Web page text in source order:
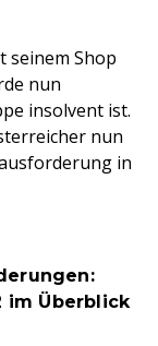
seinem Shop
nun
insolvent ist.
nun
in
im Überblick